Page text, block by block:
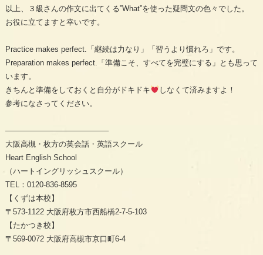
以上、３級さんの作文に出てくる”What”を使った疑問文の色々でした。
お役に立てますと幸いです。
Practice makes perfect.「継続は力なり」「習うより慣れろ」です。
Preparation makes perfect.「準備こそ、すべてを完璧にする」とも思って
います。
きちんと準備をしておくと自分がドキドキ
しなくて済みますよ！
参考になさってください。
—————————————–
大阪高槻・枚方の英会話・英語スクール
Heart English School
（ハートイングリッシュスクール）
TEL：0120-836-8595
【くずは本校】
〒573-1122 大阪府枚方市西船橋2-7-5-103
【たかつき校】
〒569-0072 大阪府高槻市京口町6-4